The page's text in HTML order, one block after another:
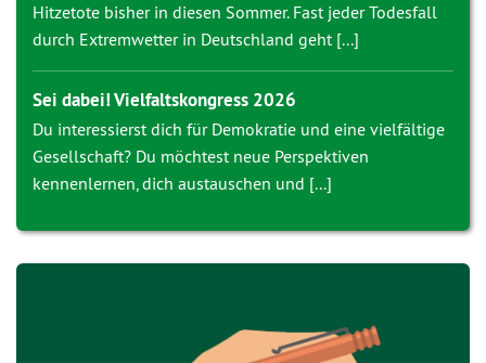
Hitzetote bisher in diesen Sommer. Fast jeder Todesfall
durch Extremwetter in Deutschland geht [...]
Sei dabei! Vielfaltskongress 2026
Du interessierst dich für Demokratie und eine vielfältige
Gesellschaft? Du möchtest neue Perspektiven
kennenlernen, dich austauschen und [...]